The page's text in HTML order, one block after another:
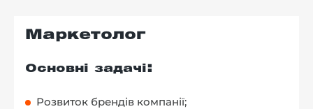
Маркетолог
Основні задачі:
Розвиток брендів компанії;